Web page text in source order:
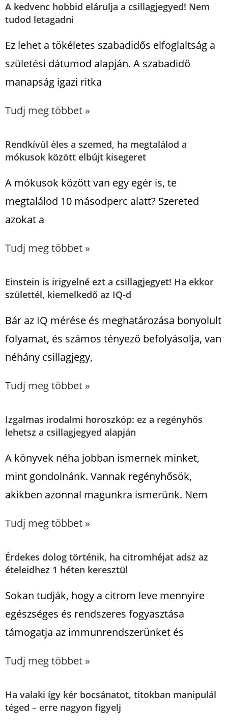
A kedvenc hobbid elárulja a csillagjegyed! Nem
tudod letagadni
Ez lehet a tökéletes szabadidős elfoglaltság a
születési dátumod alapján. A szabadidő
manapság igazi ritka
Tudj meg többet »
Rendkívül éles a szemed, ha megtalálod a
mókusok között elbújt kisegeret
A mókusok között van egy egér is, te
megtalálod 10 másodperc alatt? Szereted
azokat a
Tudj meg többet »
Einstein is irigyelné ezt a csillagjegyet! Ha ekkor
születtél, kiemelkedő az IQ-d
Bár az IQ mérése és meghatározása bonyolult
folyamat, és számos tényező befolyásolja, van
néhány csillagjegy,
Tudj meg többet »
Izgalmas irodalmi horoszkóp: ez a regényhős
lehetsz a csillagjegyed alapján
A könyvek néha jobban ismernek minket,
mint gondolnánk. Vannak regényhősök,
akikben azonnal magunkra ismerünk. Nem
Tudj meg többet »
Érdekes dolog történik, ha citromhéjat adsz az
ételeidhez 1 héten keresztül
Sokan tudják, hogy a citrom leve mennyire
egészséges és rendszeres fogyasztása
támogatja az immunrendszerünket és
Tudj meg többet »
Ha valaki így kér bocsánatot, titokban manipulál
téged – erre nagyon figyelj